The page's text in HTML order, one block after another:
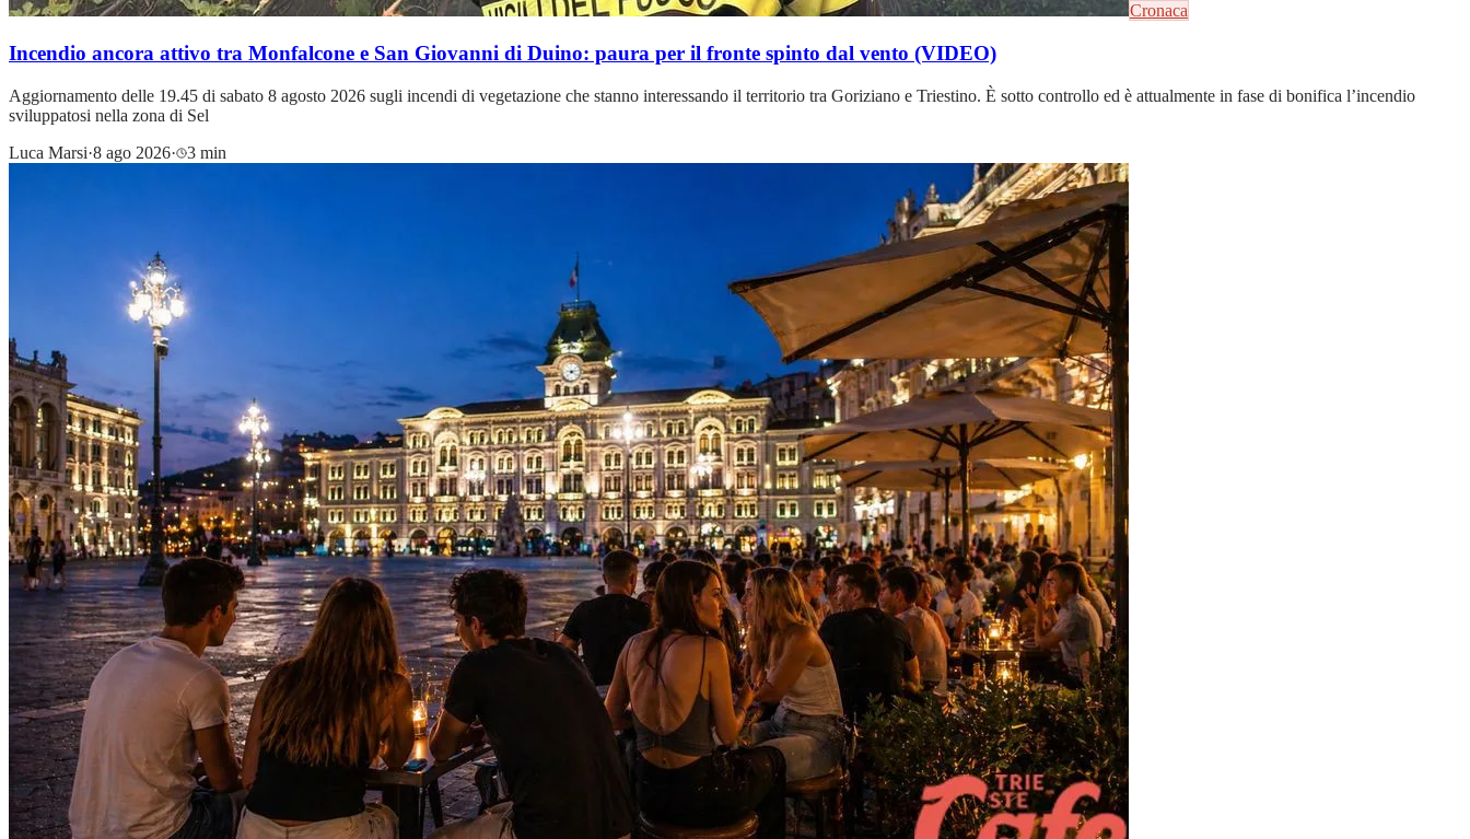
Cronaca
Incendio ancora attivo tra Monfalcone e San Giovanni di Duino: paura per il fronte spinto dal vento (VIDEO)
Aggiornamento delle 19.45 di sabato 8 agosto 2026 sugli incendi di vegetazione che stanno interessando il territorio tra Goriziano e Triestino. È sotto controllo ed è attualmente in fase di bonifica l’incendio
sviluppatosi nella zona di Sel
Luca Marsi·8 ago 2026· 3 min